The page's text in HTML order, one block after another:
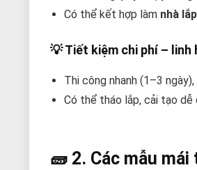
Có thể kết hợp làm nhà
💡Tiết kiệm chi phí –
Thi công nhanh (1–3
Có thể tháo lắp, cải tạo dễ
🧱 2. Các mẫu